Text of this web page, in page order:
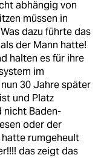
abhängig von
müssen in
dazu führte das
der Mann hatte!
halten es für ihre
im
30 Jahre später
und Platz
nicht Baden-
oder der
rumgeheult
das zeigt das